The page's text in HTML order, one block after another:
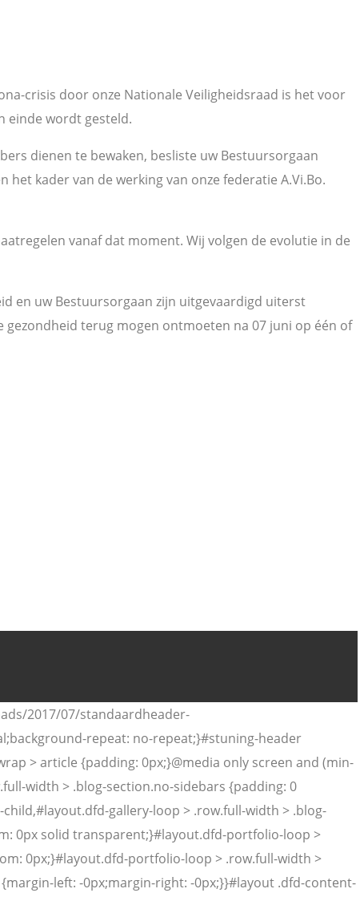
crisis door onze Nationale Veiligheidsraad is het voor
einde wordt gesteld.
dienen te bewaken, besliste uw Bestuursorgaan
kader van de werking van onze federatie A.Vi.Bo.
vanaf dat moment. Wij volgen de evolutie in de
en uw Bestuursorgaan zijn uitgevaardigd uiterst
terug mogen ontmoeten na 07 juni op één of
2017/07/standaardheader-
repeat: no-repeat;}#stuning-header
> article {padding: 0px;}@media only screen and (min-
width > .blog-section.no-sidebars {padding: 0
gallery-loop > .row.full-width > .blog-
0px solid transparent;}#layout.dfd-portfolio-loop >
0px;}#layout.dfd-portfolio-loop > .row.full-width >
left: -0px;margin-right: -0px;}}#layout .dfd-content-